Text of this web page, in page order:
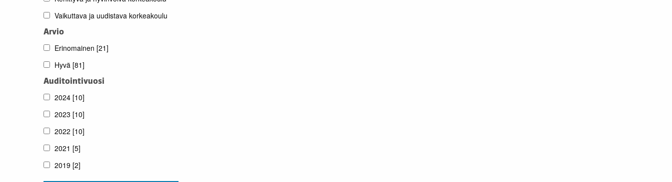
Vaikuttava ja uudistava korkeakoulu
Arvio
Erinomainen [21]
Hyvä [81]
Auditointivuosi
2024 [10]
2023 [10]
2022 [10]
2021 [5]
2019 [2]